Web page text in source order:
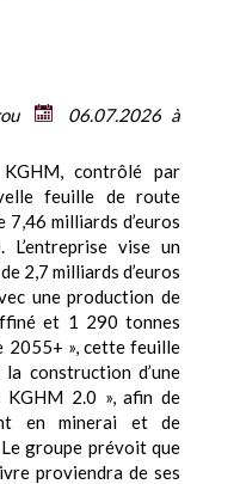
06.07.2026 à
contrôlé par
feuille de route
milliards d’euros
L’entreprise vise un
2,7 milliards d’euros
une production de
et 1 290 tonnes
2055+ », cette feuille
construction d’une
KGHM 2.0 », afin de
en minerai et de
groupe prévoit que
proviendra de ses